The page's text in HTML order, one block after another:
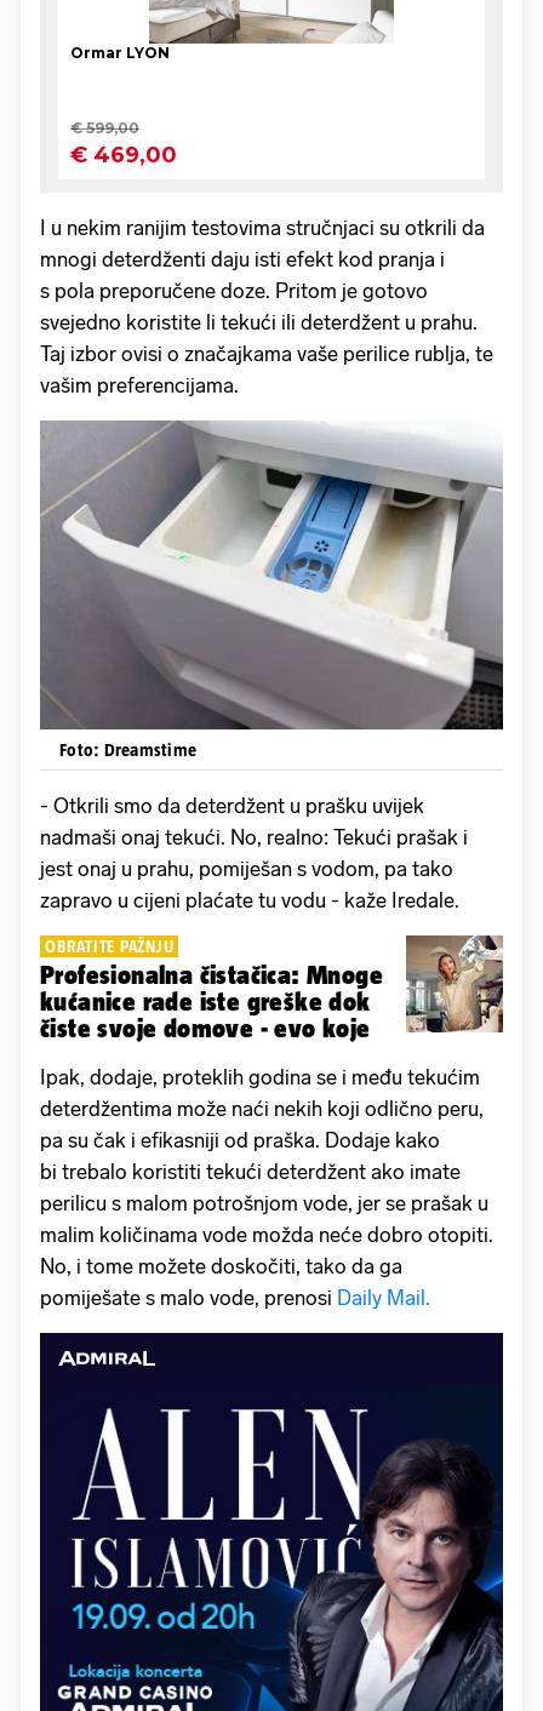
I u nekim ranijim testovima stručnjaci su otkrili da
mnogi deterdženti daju isti efekt kod pranja i
s pola preporučene doze. Pritom je gotovo
svejedno koristite li tekući ili deterdžent u prahu.
Taj izbor ovisi o značajkama vaše perilice rublja, te
vašim preferencijama.
Foto: Dreamstime
- Otkrili smo da deterdžent u prašku uvijek
nadmaši onaj tekući. No, realno: Tekući prašak i
jest onaj u prahu, pomiješan s vodom, pa tako
zapravo u cijeni plaćate tu vodu - kaže Iredale.
OBRATITE PAŽNJU
Profesionalna čistačica: Mnoge
kućanice rade iste greške dok
čiste svoje domove - evo koje
Ipak, dodaje, proteklih godina se i među tekućim
deterdžentima može naći nekih koji odlično peru,
pa su čak i efikasniji od praška. Dodaje kako
bi trebalo koristiti tekući deterdžent ako imate
perilicu s malom potrošnjom vode, jer se prašak u
malim količinama vode možda neće dobro otopiti.
No, i tome možete doskočiti, tako da ga
pomiješate s malo vode, prenosi Daily Mail.